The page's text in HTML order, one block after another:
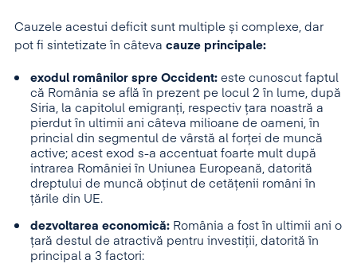
Cauzele acestui deficit sunt multiple și complexe, dar
pot fi sintetizate în câteva cauze principale:
exodul românilor spre Occident: este cunoscut faptul
că România se află în prezent pe locul 2 în lume, după
Siria, la capitolul emigranți, respectiv țara noastră a
pierdut în ultimii ani câteva milioane de oameni, în
princial din segmentul de vârstă al forței de muncă
active; acest exod s-a accentuat foarte mult după
intrarea României în Uniunea Europeană, datorită
dreptului de muncă obținut de cetățenii români în
țările din UE.
dezvoltarea economică: România a fost în ultimii ani o
țară destul de atractivă pentru investiții, datorită în
principal a 3 factori: